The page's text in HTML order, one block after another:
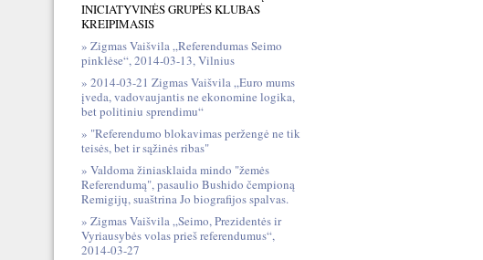
INICIATYVINĖS GRUPĖS KLUBAS
KREIPIMASIS
Zigmas Vaišvila „Referendumas Seimo
pinklėse“, 2014-03-13, Vilnius
2014-03-21 Zigmas Vaišvila „Euro mums
įveda, vadovaujantis ne ekonomine logika,
bet politiniu sprendimu“
"Referendumo blokavimas peržengė ne tik
teisės, bet ir sąžinės ribas"
Valdoma žiniasklaida mindo "žemės
Referendumą", pasaulio Bushido čempioną
Remigijų, suaštrina Jo biografijos spalvas.
Zigmas Vaišvila „Seimo, Prezidentės ir
Vyriausybės volas prieš referendumus“,
2014-03-27